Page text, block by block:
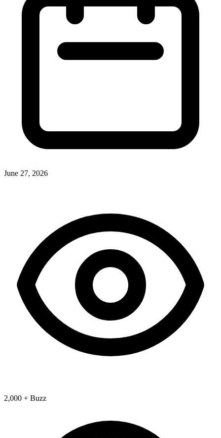
June 27, 2026
2,000 + Buzz